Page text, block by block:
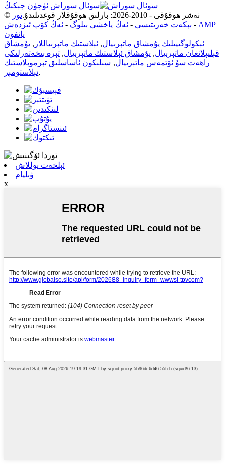
سوئال سوراش ئۈچۈن چېكىڭ
© نەشر ھوقۇقى - 2010-2026: بارلىق ھوقۇقلار قوغدىلىدۇ.
تور
بېكەت خەرىتىسى - ئەڭ ياخشى بىلوگ - ئەڭ كۆپ ئىزدەش - AMP
يانفون
ئېكولوگىيىلىك يۇمشاق ماتېرىيال, ئېلاستىك ماتېرىياللار , يۇمشاق
قېلىپلانغان ماتېرىيال, يۇمشاق ئېلاستىك ماتېرىيال, تېرە بىخەتەرلىكى
راھەت سۇ ئۆتمەس ماتېرىيال, سىلىكون ئاساسلىق تېرموپلاستىك
ئېلاستومېر,
ئېلخەت يوللاش
ۋىليام
x